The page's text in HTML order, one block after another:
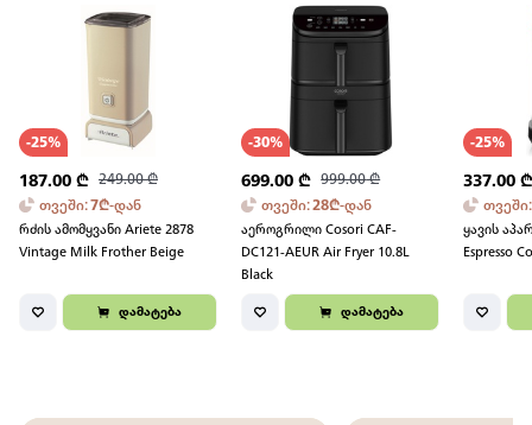
-25%
187.00 ₾ 249.00₾
თვეში:7₾-დან
რძის ამომყვანი Ariete 2878
Vintage Milk Frother Beige
დამატება
-30%
699.00 ₾ 999.00₾
თვეში:28₾-დან
აეროგრილი Cosori CAF-
DC121-AEUR Air Fryer 10.8L
Black
დამატება
-25%
337.00
თვეში
ყავის
Espresso